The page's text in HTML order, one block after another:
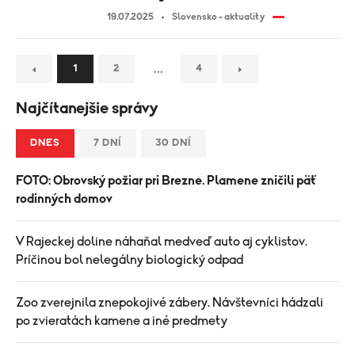
19.07.2025 Slovensko - aktuality
1 2 … 4
Najčítanejšie správy
DNES 7 DNÍ 30 DNÍ
FOTO: Obrovský požiar pri Brezne. Plamene zničili päť
rodinných domov
V Rajeckej doline náhaňal medveď auto aj cyklistov.
Príčinou bol nelegálny biologický odpad
Zoo zverejnila znepokojivé zábery. Návštevníci hádzali
po zvieratách kamene a iné predmety